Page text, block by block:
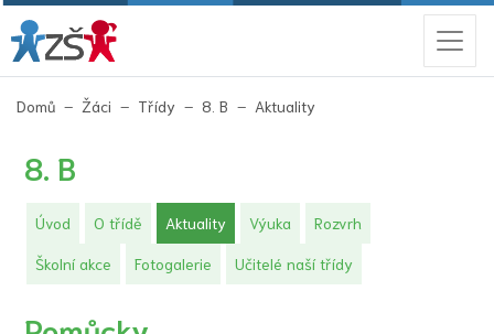
Domů Žáci Třídy 8. B Aktuality
8. B
Úvod O třídě Aktuality(aktuální)
Výuka Rozvrh
Školní akce Fotogalerie Učitelé naší třídy